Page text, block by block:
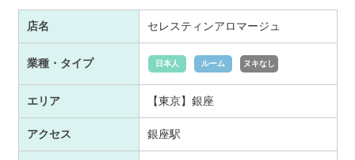
店名 セレスティンアロマージュ
業種・タイプ 日本人 ルーム ヌキなし
エリア 【東京】銀座
アクセス 銀座駅